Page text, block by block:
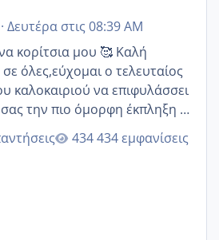
Δευτέρα στις 08:39 AM
κορίτσια μου 🥰 Καλή
σε όλες,εύχομαι ο τελευταίος
καλοκαιριού να επιφυλάσσει
σας την πιο όμορφη έκπληξη 🧿
@Παρασκευαιδου
@melitiniღ @Christi.D.
434 εμφανίσεις